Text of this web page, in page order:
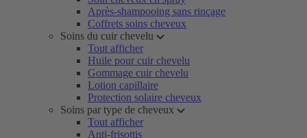
Après-shampooing sans rinçage
Coffrets soins cheveux
Soins du cuir chevelu
Tout afficher
Huile pour cuir chevelu
Gommage cuir chevelu
Lotion capillaire
Protection solaire cheveux
Soins par type de cheveux
Tout afficher
Anti-frisottis